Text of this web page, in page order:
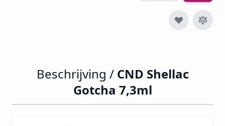
Beschrijving / CND Shellac
Gotcha 7,3ml